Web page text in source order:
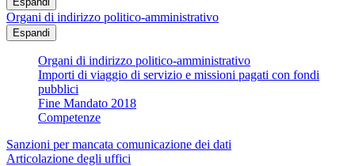
Organi di indirizzo politico-amministrativo
Espandi
Organi di indirizzo politico-amministrativo
Importi di viaggio di servizio e missioni pagati con fondi
pubblici
Fine Mandato 2018
Competenze
Sanzioni per mancata comunicazione dei dati
Articolazione degli uffici